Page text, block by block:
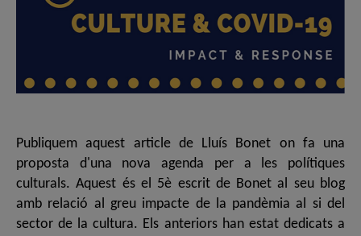
Publiquem aquest article de Lluís Bonet on fa una
proposta d'una nova agenda per a les polítiques
culturals. Aquest és el 5è escrit de Bonet al seu blog
amb relació al greu impacte de la pandèmia al si del
sector de la cultura. Els anteriors han estat dedicats a